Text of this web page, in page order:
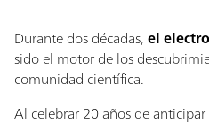
Durante dos décadas,el
sido el motor de los
comunidad científica.
Al celebrar 20 años de